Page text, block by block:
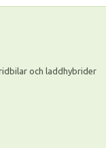
och laddhybrider